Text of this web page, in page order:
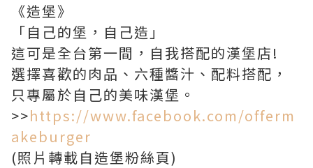
《造堡》
「自己的堡，自己造」
這可是全台第一間，自我搭配的漢堡店!
選擇喜歡的肉品、六種醬汁、配料搭配，
只專屬於自己的美味漢堡。
>>https://www.facebook.com/offerm
akeburger
(照片轉載自造堡粉絲頁)